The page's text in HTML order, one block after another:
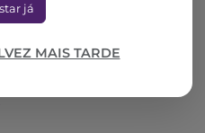
já
MAIS TARDE